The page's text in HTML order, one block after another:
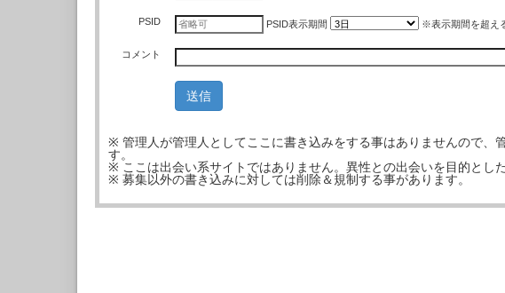
PSID PSID表示期間 ※表示期間を超え
コメント
※ 管理人が管理人としてここに書き込みをする事はありませんので、
す。
※ ここは出会い系サイトではありません。異性との出会いを目的とし
※ 募集以外の書き込みに対しては削除＆規制する事があります。